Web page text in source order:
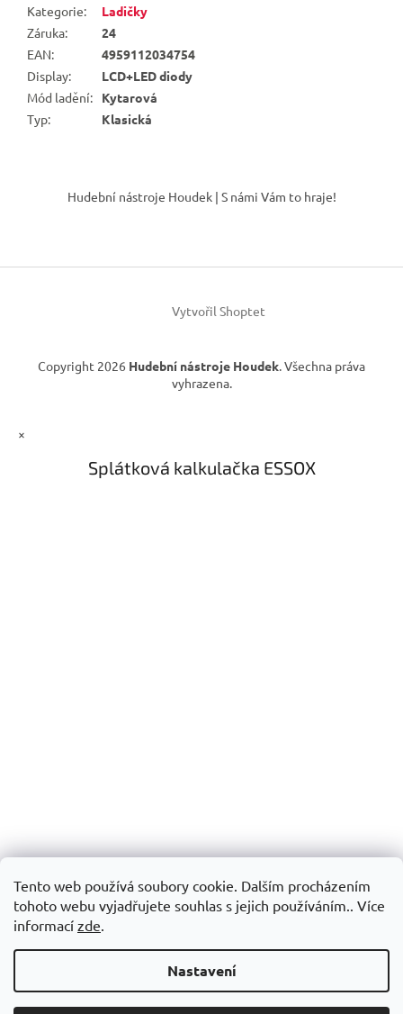
Tento web používá soubory cookie. Dalším procházením
tohoto webu vyjadřujete souhlas s jejich používáním.. Více
informací zde.
Nastavení
Kategorie:
Ladičky
Záruka:
24
EAN:
4959112034754
Display:
LCD+LED diody
Mód ladění:
Kytarová
Typ: Klasická
í
Hudební nástroje Houdek | S námi Vám to hraje!
Vytvořil Shoptet
Copyright 2026 Hudební nástroje Houdek. Všechna práva
vyhrazena.
×
Splátková kalkulačka ESSOX